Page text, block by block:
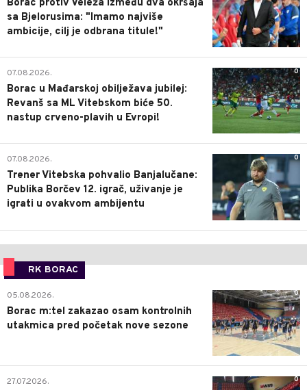
Borac protiv Veleža između dva okršaja
sa Bjelorusima: "Imamo najviše
ambicije, cilj je odbrana titule!"
0
07.08.2026.
Borac u Mađarskoj obilježava jubilej:
Revanš sa ML Vitebskom biće 50.
nastup crveno-plavih u Evropi!
0
07.08.2026.
Trener Vitebska pohvalio Banjalučane:
Publika Borčev 12. igrač, uživanje je
igrati u ovakvom ambijentu
RK BORAC
0
05.08.2026.
Borac m:tel zakazao osam kontrolnih
utakmica pred početak nove sezone
0
27.07.2026.